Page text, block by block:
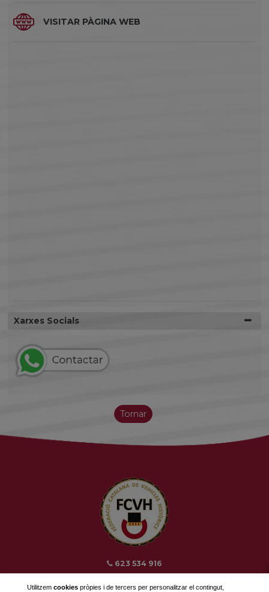
VISITAR PÀGINA WEB
Xarxes Socials
Tornar
623 534 916
Utilitzem cookiespròpies i de tercers per personalitzar el contingut,